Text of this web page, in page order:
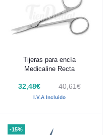
Añadir al carrito
Tijeras para encía
Medicaline Recta
32,48€ 40,61€
I.V.A Incluido
-15%